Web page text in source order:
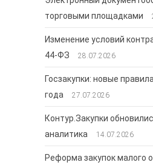
торговыми площадками
Изменение условий
44-ФЗ
28.07.2026
Госзакупки: новые
года
27.07.2026
Контур.Закупки
аналитика
14.07.2026
Реформа закупок малого